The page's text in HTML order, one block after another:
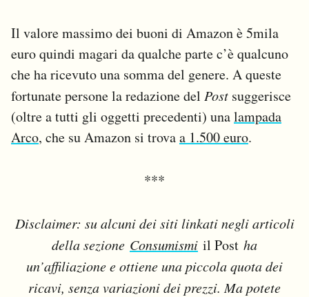
Il valore massimo dei buoni di Amazon è 5mila
euro quindi magari da qualche parte c’è qualcuno
che ha ricevuto una somma del genere. A queste
fortunate persone la redazione del Post suggerisce
(oltre a tutti gli oggetti precedenti) unalampada
Arco, che su Amazon si trovaa 1.500 euro.
***
Disclaimer: su alcuni dei siti linkati negli articoli
della sezione Consumismi il Post ha
un’affiliazione e ottiene una piccola quota dei
ricavi, senza variazioni dei prezzi. Ma potete